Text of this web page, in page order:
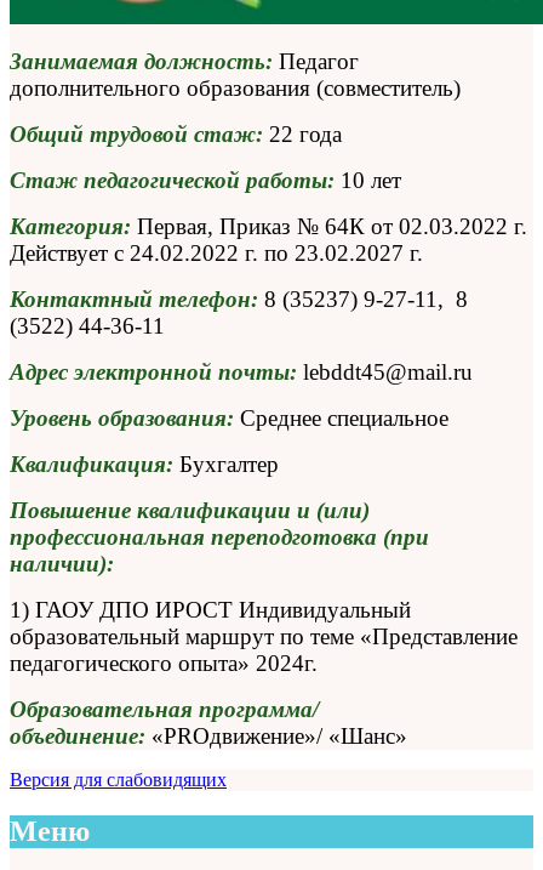
Занимаемая должность: Педагог
дополнительного образования (совместитель)
Общий трудовой стаж: 22 года
Стаж педагогической работы: 10 лет
Категория: Первая, Приказ № 64К от 02.03.2022 г.
Действует с 24.02.2022 г. по 23.02.2027 г.
Контактный телефон: 8 (35237) 9-27-11, 8
(3522) 44-36-11
Адрес электронной почты: lebddt45@mail.ru
Уровень образования: Среднее специальное
Квалификация: Бухгалтер
Повышение квалификации и (или)
профессиональная переподготовка (при
наличии):
1) ГАОУ ДПО ИРОСТ Индивидуальный
образовательный маршрут по теме «Представление
педагогического опыта» 2024г.
Образовательная программа/
объединение: «PROдвижение»/ «Шанс»
Версия для слабовидящих
Меню